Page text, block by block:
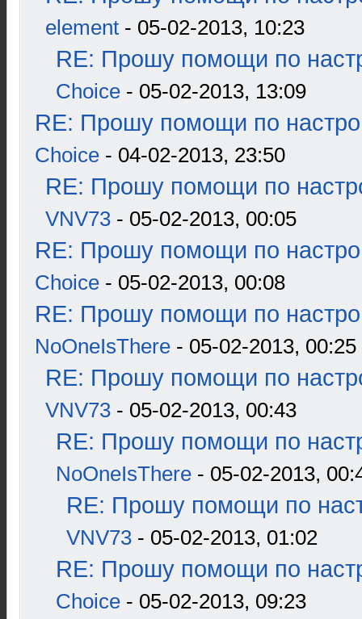
element - 05-02-2013, 10:23
RE: Прошу помощи по
Choice - 05-02-2013, 13:09
RE: Прошу помощи по
Choice - 04-02-2013, 23:50
RE: Прошу помощи по
VNV73 - 05-02-2013, 00:05
RE: Прошу помощи по
Choice - 05-02-2013, 00:08
RE: Прошу помощи по
NoOneIsThere - 05-02-2013, 00:25
RE: Прошу помощи по
VNV73 - 05-02-2013, 00:43
RE: Прошу помощи по
NoOneIsThere - 05-02-2013,
RE: Прошу помощи по
VNV73 - 05-02-2013, 01:02
RE: Прошу помощи по
Choice - 05-02-2013, 09:23